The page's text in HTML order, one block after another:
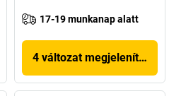
17-19 munkanap alatt
4 változat megjelenítése